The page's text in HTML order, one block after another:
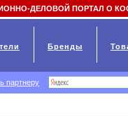
ДЕЛОВОЙ ПОРТАЛ О
Бренды
партнеру